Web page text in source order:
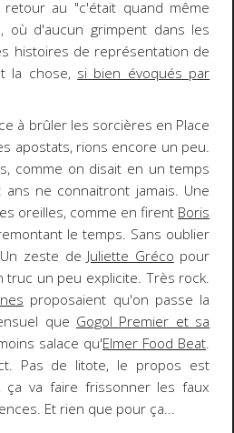
au "c'était quand même
où d'aucun grimpent dans les
histoires de représentation de
la chose, si bien évoqués par
à brûler les sorcières en Place
apostats, rions encore un peu.
comme on disait en un temps
ne connaitront jamais. Une
oreilles, comme en firent Boris
le temps. Sans oublier
zeste de Juliette Gréco pour
truc un peu explicite. Très rock.
proposaient qu'on passe la
que Gogol Premier et sa
salace qu'Elmer Food Beat.
Pas de litote, le propos est
ça va faire frissonner les faux
Et rien que pour ça...